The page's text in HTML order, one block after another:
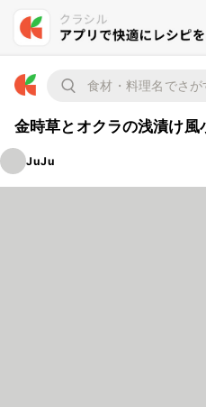
金時草とオクラの浅漬け風
JuJu